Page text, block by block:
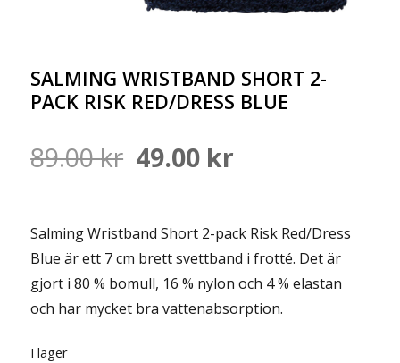
SALMING WRISTBAND SHORT 2-
PACK RISK RED/DRESS BLUE
89.00kr Det
priset
var:
49.00 kr
priset
är:
49.00 kr.
Salming Wristband Short 2-pack Risk Red/Dress
Blue är ett 7 cm brett svettband i frotté. Det är
gjort i80 % bomull, 16 % nylon och 4 % elastan
och har mycket bra vattenabsorption.
I lager